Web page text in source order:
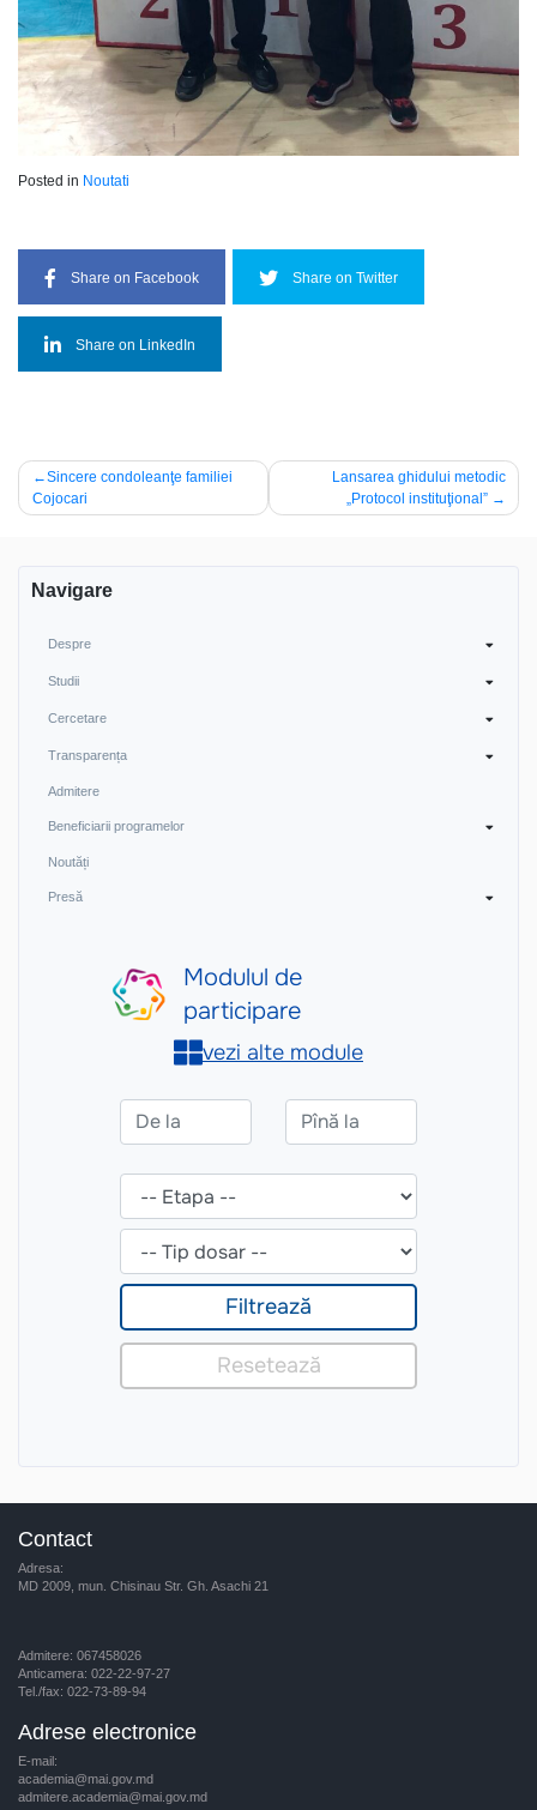
Posted in Noutati
Share on Facebook Share on Twitter
Share on LinkedIn
Post
navigation
Sincere condoleanţe familiei
Cojocari
Lansarea ghidului metodic
„Protocol instituţional”
Navigare
Despre
Studii
Cercetare
Transparența
Admitere
Beneficiarii programelor
Noutăți
Presă
Contact
Adresa:
MD 2009, mun. Chisinau Str. Gh. Asachi 21
Admitere: 067458026
Anticamera: 022-22-97-27
Tel./fax: 022-73-89-94
Adrese electronice
E-mail:
academia@mai.gov.md
admitere.academia@mai.gov.md